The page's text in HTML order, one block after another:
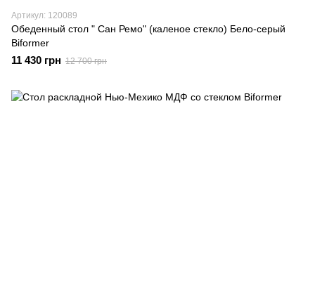
Артикул: 120089
Обеденный стол " Сан Ремо" (каленое стекло) Бело-серый
Biformer
11 430 грн 12 700 грн